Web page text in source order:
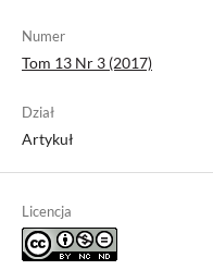
Numer
Tom 13 Nr 3 (2017)
Dział
Artykuł
Licencja